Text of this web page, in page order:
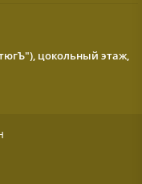
цокольный этаж,